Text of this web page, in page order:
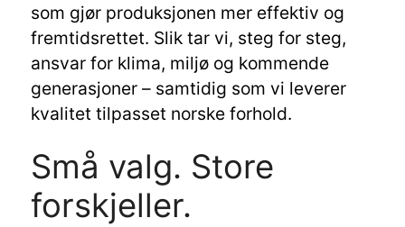
som gjør produksjonen mer effektiv og
fremtidsrettet. Slik tar vi, steg for steg,
ansvar for klima, miljø og kommende
generasjoner – samtidig som vi leverer
kvalitet tilpasset norske forhold.
Små valg. Store
forskjeller.